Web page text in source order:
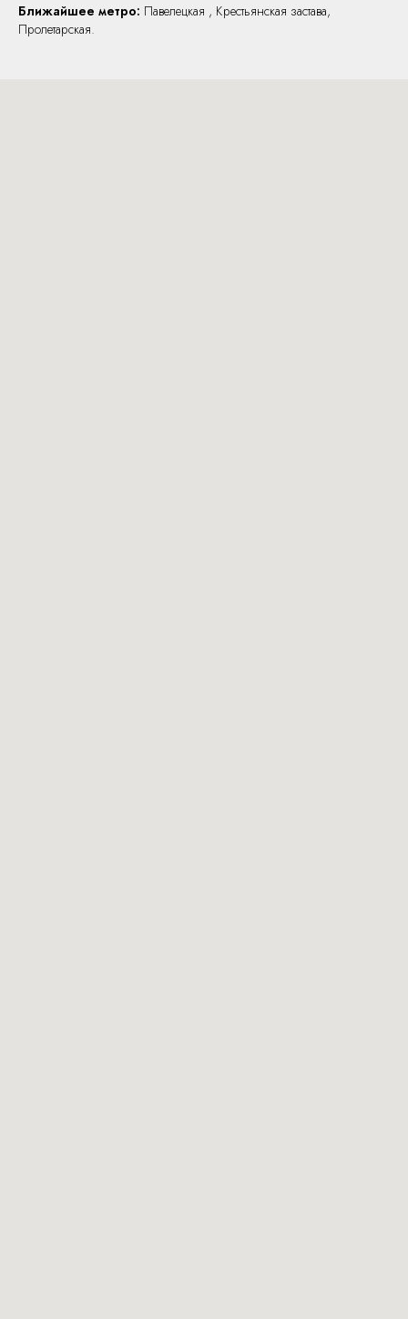
Ближайшее метро: Павелецкая , Крестьянская застава,
Пролетарская.